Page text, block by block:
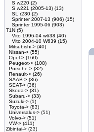
S w220 (2)
S w221 (2005-13) (13)
SL r230 (2)
Sprinter 2007-13 (906) (15)
Sprinter 1995-06 (903)
T1N (5)
Vito 1996-04 w638 (40)
Vito 2004-10 W639 (15)
Mitsubishi-> (40)
Nissan-> (55)
Opel-> (160)
Peugeot-> (108)
Porsche-> (32)
Renault-> (26)
SAAB-> (36)
SEAT-> (36)
Skoda-> (31)
Subaru-> (33)
Suzuki-> (1)
Toyota-> (83)
Universalus-> (51)
Volvo-> (51)
VW-> (411)
Zibintai-> (23)